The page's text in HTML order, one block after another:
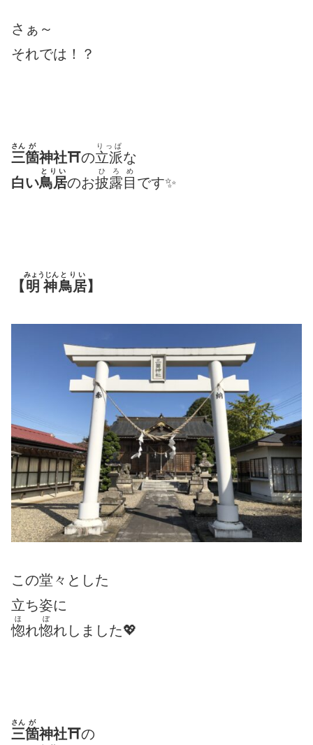
さぁ～
それでは！？
三
さん
箇
が
神社⛩の立派
りっぱ
な
白い鳥居
とりい
のお披露目
ひろめ
です✨
【 明神
みょうじん
鳥居
とりい
】
この堂々とした
立ち姿に
惚
ほ
れ惚
ぼ
れしました💖
三
さん
箇
が
神社⛩の